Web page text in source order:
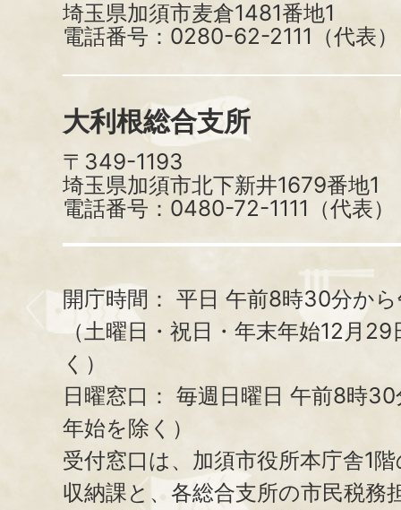
埼玉県加須市麦倉1481番地1
電話番号：0280-62-2111（代表）
大利根総合支所
〒349-1193
埼玉県加須市北下新井1679番地1
電話番号：0480-72-1111（代表）
開庁時間： 平日 午前8時30分か
（土曜日・祝日・年末年始12月
く）
日曜窓口： 毎週日曜日 午前8時
年始を除く）
受付窓口は、加須市役所本庁舎1
収納課と、 各総合支所の市民税務